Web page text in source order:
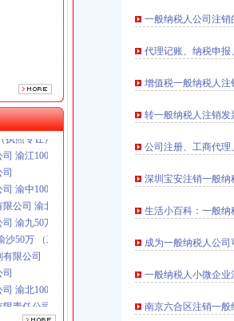
渝北10010万 (进出口权)
责任公司 渝九1000万 （增资）
执照专让）
渝江100万 （工商注册）
司
渝中100万 （进出口权）
公司 渝北100万 （进出口权）
渝九50万 （工商注册）
50万 （工商注册）
有限公司
司
渝北10010万 (进出口权)
责任公司 渝九1000万 （增资）
一般纳税人公司注
代理记账、纳税申
增值税一般纳税人注
转一般纳税人注销发
公司注册、工商代
深圳宝安注销一般
生活小百科：一般纳
成为一般纳税人公司
一般纳税人小微企
南京六合区注销一